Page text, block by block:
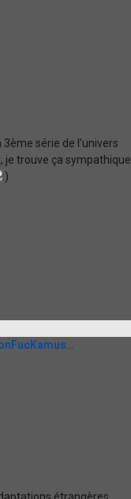
3ème série de l'univers
je trouve ça sympathique
...